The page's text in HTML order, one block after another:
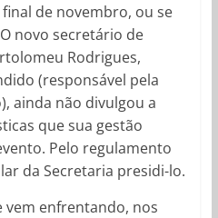
de novembro, ou se
novo secretário de
Rodrigues,
(responsável pela
ainda não divulgou a
que sua gestão
Pelo regulamento
da Secretaria presidi-lo.
vem enfrentando, nos